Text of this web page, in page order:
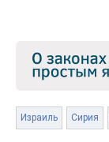
Израиль Сирия